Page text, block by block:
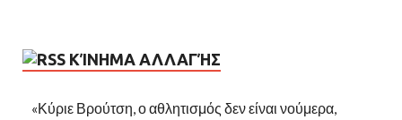
ΚΊΝΗΜΑ ΑΛΛΑΓΉΣ
«Κύριε Βρούτση, ο αθλητισμός δεν είναι νούμερα,